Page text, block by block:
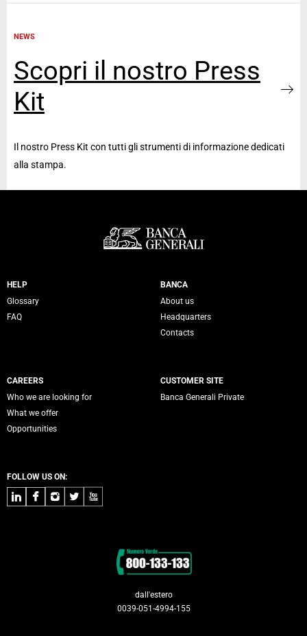
NEWS
Scopri il nostro Press
Kit
Il nostro Press Kit con tutti gli strumenti di informazione dedicati
alla stampa.
Servizi Banca Generali
HELP
Glossary
FAQ
BANCA
About us
Headquarters
Contacts
CAREERS
Who we are looking for
What we offer
Opportunities
CUSTOMER SITE
Banca Generali Private
FOLLOW US ON:
LinkedInFacebook
Instagram
TwitterYoutube
dall'estero
0039-051-4994-155